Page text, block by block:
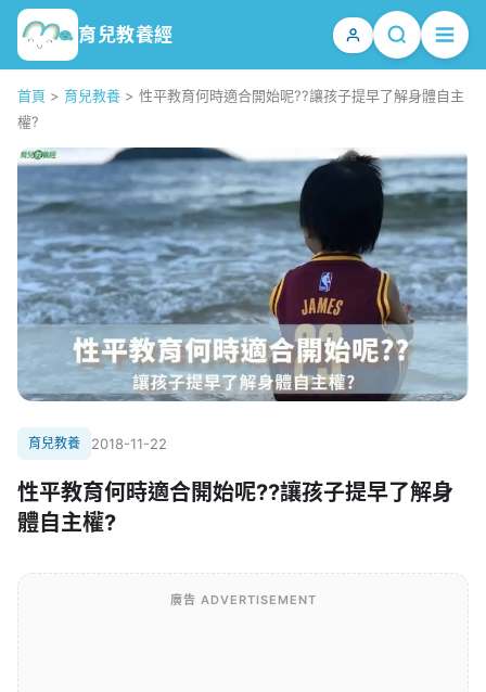
育兒教養經
首頁 > 育兒教養 > 性平教育何時適合開始呢??讓孩子提早了解身體自主
權?
育兒教養 2018-11-22
性平教育何時適合開始呢??讓孩子提早了解身
體自主權?
廣告 ADVERTISEMENT